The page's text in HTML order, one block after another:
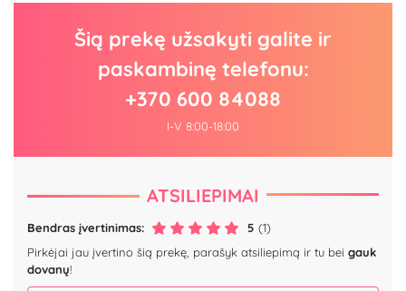
Šią prekę užsakyti galite ir
paskambinę telefonu:
+370 600 84088
I-V 8:00-18:00
ATSILIEPIMAI
Bendras įvertinimas: 5 (1)
Pirkėjai jau įvertino šią prekę, parašyk atsiliepimą ir tu bei gauk
dovanų!